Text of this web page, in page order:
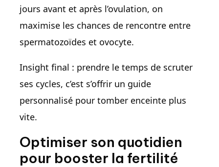
jours avant et après l’ovulation, on
maximise les chances de rencontre entre
spermatozoïdes et ovocyte.
Insight final : prendre le temps de scruter
ses cycles, c’est s’offrir un guide
personnalisé pour tomber enceinte plus
vite.
Optimiser son quotidien
pour booster la fertilité